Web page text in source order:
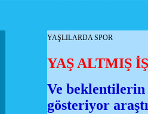
YAŞLILARDA SPOR
YAŞ ALTMIŞ
Ve beklentilerin
gösteriyor